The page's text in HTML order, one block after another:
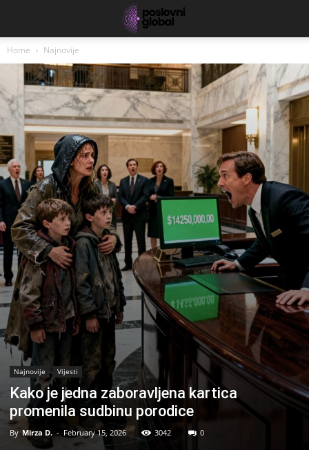
Home Najnovije
Najnovije Vijesti
Kako je jedna zaboravljena kartica
promenila sudbinu porodice
By Mirza D. - February 15, 2026 3042 0